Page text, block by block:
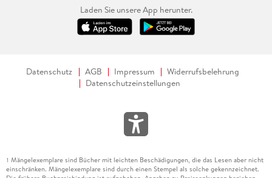
Laden Sie unsere App herunter.
Datenschutz AGB Impressum
Widerrufsbelehrung
Datenschutzeinstellungen
1 Mängelexemplare sind Bücher mit leichten Beschädigungen, die das Lesen aber nicht
einschränken. Mängelexemplare sind durch einen Stempel als solche gekennzeichnet.